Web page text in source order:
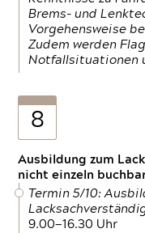
Brems- und
Vorgehensweise
Zudem werden
Notfallsituationen
8
Ausbildung zum
nicht einzeln
Termin 5/10:
9.00—16.30 Uhr